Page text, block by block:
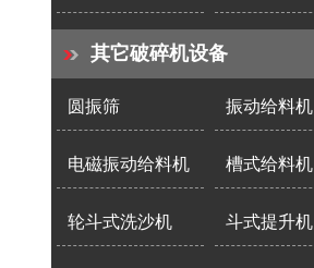
其它破碎机设备
圆振筛 振动给料机
电磁振动给料机 槽式给料机
轮斗式洗沙机 斗式提升机